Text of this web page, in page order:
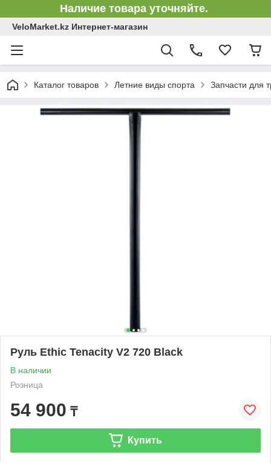
Наличие товара уточняйте.
VeloMarket.kz Интернет-магазин
Каталог товаров Летние виды спорта Запчасти для
Руль Ethic Tenacity V2 720 Black
В наличии
Розница
54 900 ₸
Купить